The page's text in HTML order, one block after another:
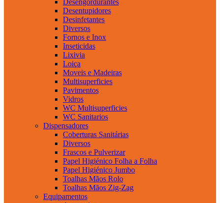
Desentupidores
Desinfetantes
Diversos
Fornos e Inox
Inseticidas
Lixivia
Loiça
Moveis e Madeiras
Multisuperficies
Pavimentos
Vidros
WC Multisuperficies
WC Sanitarios
Dispensadores
Coberturas Sanitárias
Diversos
Frascos e Pulverizar
Papel Higiénico Folha a Folha
Papel Higiénico Jumbo
Toalhas Mãos Rolo
Toalhas Mãos Zig-Zag
Equipamentos